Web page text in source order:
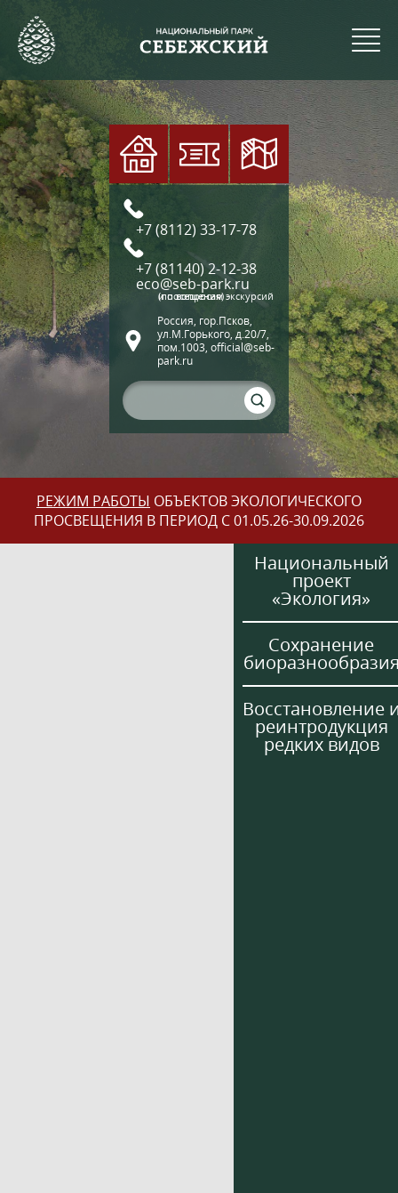
+7 (8112) 33-17-78
+7 (81140) 2-12-38
eco@seb-park.ru
(по вопросам экскурсий и посещения)
Россия, гор.Псков,
ул.М.Горького, д.20/7,
пом.1003, official@seb-
park.ru
РЕЖИМ РАБОТЫ ОБЪЕКТОВ ЭКОЛОГИЧЕСКОГО
ПРОСВЕЩЕНИЯ В ПЕРИОД С 01.05.26-30.09.2026
Национальный
проект
«Экология»
Сохранение
Восстановление
реинтродукция
редких видов